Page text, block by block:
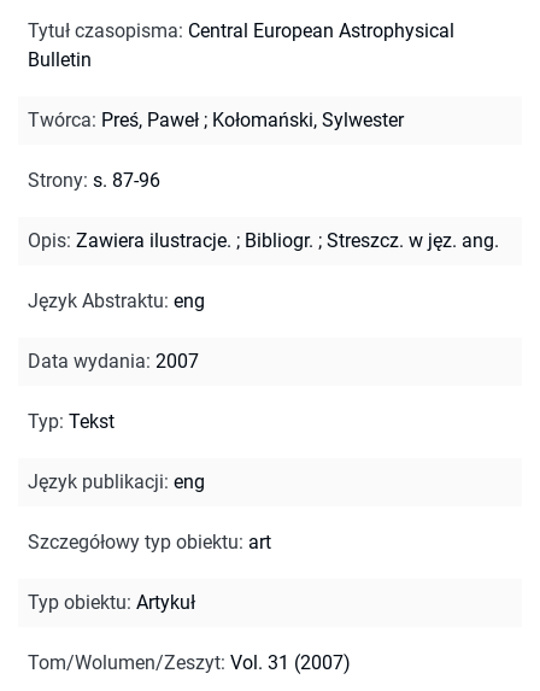
Tytuł czasopisma: Central European Astrophysical
Bulletin
Twórca: Preś, Paweł ; Kołomański, Sylwester
Strony: s. 87-96
Opis: Zawiera ilustracje. ; Bibliogr. ; Streszcz. w jęz. ang.
Język Abstraktu: eng
Data wydania: 2007
Typ: Tekst
Język publikacji: eng
Szczegółowy typ obiektu: art
Typ obiektu: Artykuł
Tom/Wolumen/Zeszyt: Vol. 31 (2007)